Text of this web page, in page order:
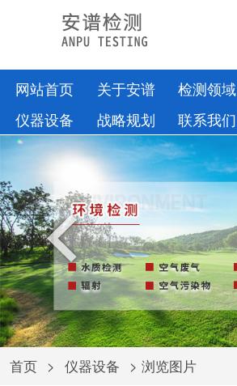
网站首页 关于安谱 检测领域
仪器设备
战略规划 联系我们
首页 > 仪器设备 > 浏览图片